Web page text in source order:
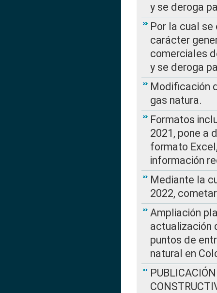
y se deroga
Por la cual
carácter
comerciales
y se deroga
Modificación
gas natura.
Formatos
2021, pone a
formato
información
Mediante la
2022,
Ampliación
actualización
puntos de
natural en